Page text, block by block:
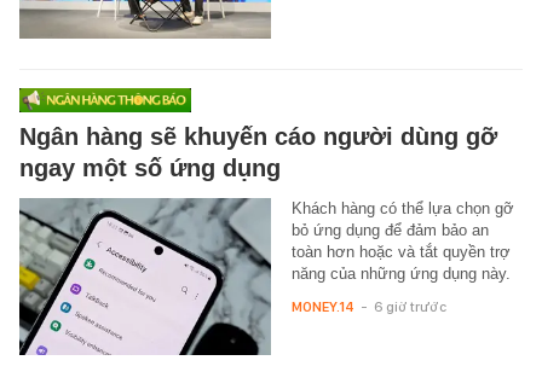
Ngân hàng sẽ khuyến cáo người dùng gỡ
ngay một số ứng dụng
Khách hàng có thể lựa chọn gỡ
bỏ ứng dụng để đảm bảo an
toàn hơn hoặc và tắt quyền trợ
năng của những ứng dụng này.
MONEY.14 - 6 giờ trước